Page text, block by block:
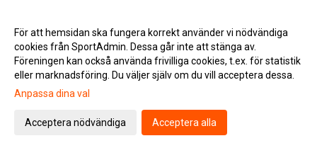
Gå till Webbversion
För att hemsidan ska fungera korrekt använder vi nödvändiga
cookies från SportAdmin. Dessa går inte att stänga av.
Föreningen kan också använda frivilliga cookies, t.ex. för statistik
eller marknadsföring. Du väljer själv om du vill acceptera dessa.
Anpassa dina val
Acceptera nödvändiga Acceptera alla